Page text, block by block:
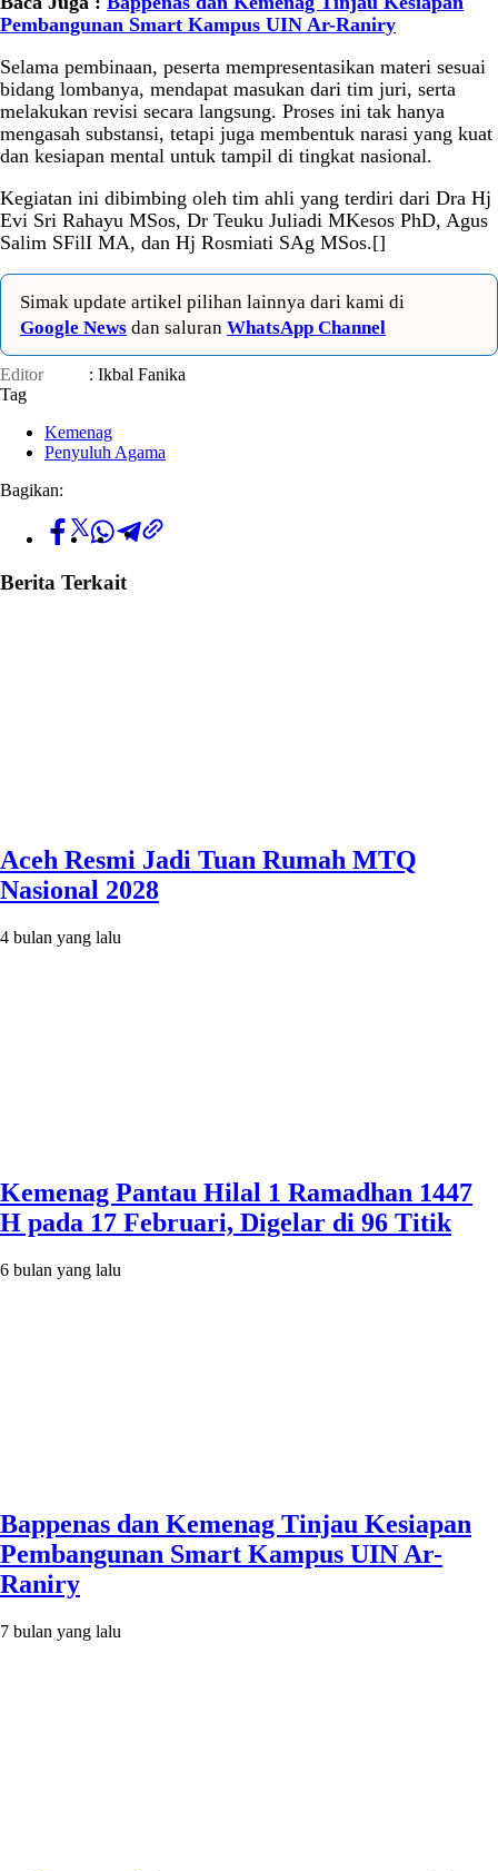
Pembangunan Smart Kampus UIN Ar-Raniry
Selama pembinaan, peserta mempresentasikan materi sesuai
bidang lombanya, mendapat masukan dari tim juri, serta
melakukan revisi secara langsung. Proses ini tak hanya
mengasah substansi, tetapi juga membentuk narasi yang kuat
dan kesiapan mental untuk tampil di tingkat nasional.
Kegiatan ini dibimbing oleh tim ahli yang terdiri dari Dra Hj
Evi Sri Rahayu MSos, Dr Teuku Juliadi MKesos PhD, Agus
Salim SFilI MA, dan Hj Rosmiati SAg MSos.[]
Simak update artikel pilihan lainnya dari kami di
Google News dan saluran WhatsApp Channel
Editor
: Ikbal Fanika
Tag
Kemenag
Penyuluh Agama
Bagikan:
Berita Terkait
Aceh Resmi Jadi Tuan Rumah MTQ
Nasional 2028
4 bulan yang lalu
Kemenag Pantau Hilal 1 Ramadhan 1447
H pada 17 Februari, Digelar di 96 Titik
6 bulan yang lalu
Bappenas dan Kemenag Tinjau Kesiapan
Pembangunan Smart Kampus UIN Ar-
Raniry
7 bulan yang lalu